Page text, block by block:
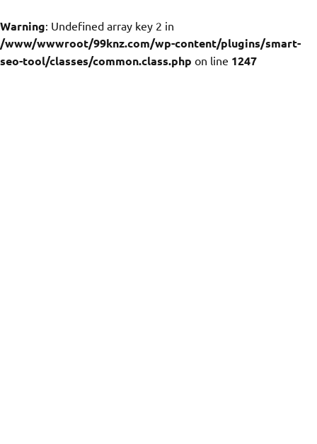
Warning: Undefined array key 2 in
/www/wwwroot/99knz.com/wp-content/plugins/smart-
seo-tool/classes/common.class.php on line 1247